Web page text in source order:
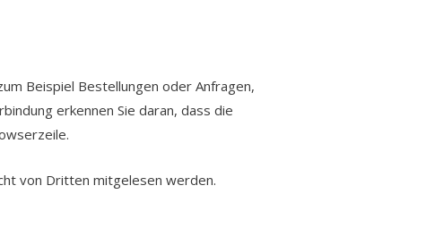
Beispiel Bestellungen oder Anfragen,
erkennen Sie daran, dass die
von Dritten mitgelesen werden.